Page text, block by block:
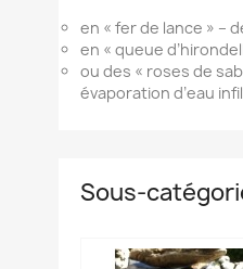
en « fer de lance » –
en « queue
ou des « roses de
évaporation d’eau
Sous-